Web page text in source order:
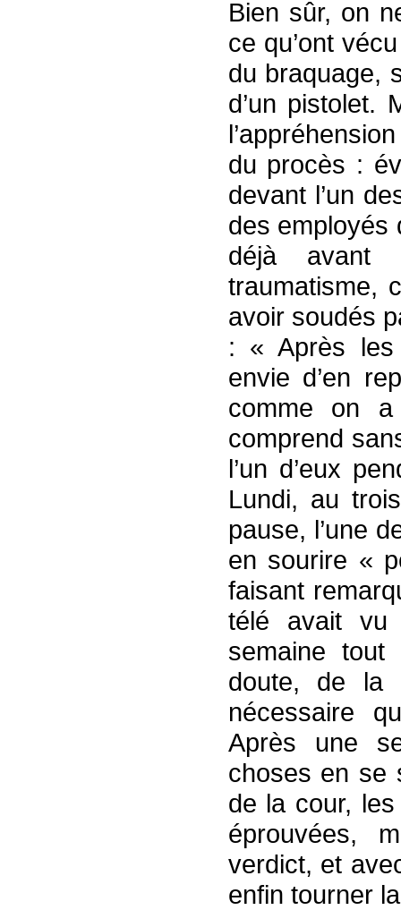
Bien sûr, on
ce qu’ont
du braquage,
d’un pistolet.
du procès :
devant l’un
des employés
déjà avant
traumatisme,
avoir soudés
: « Après les
envie d’en
comme on
comprend
l’un d’eux
Lundi, au
pause, l’une
en sourire «
faisant
télé avait vu
semaine
doute, de la
nécessaire
Après une
choses en se
de la cour,
éprouvées,
verdict, et
enfin tourner